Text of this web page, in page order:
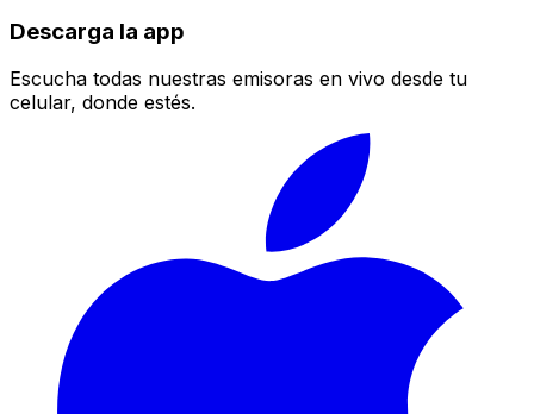
Descarga la app
Escucha todas nuestras emisoras en vivo desde tu
celular, donde estés.